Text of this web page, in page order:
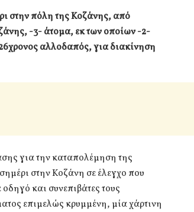
στην πόλη της Κοζάνης, από
-3- άτομα, εκ των οποίων -2-
αλλοδαπός, για διακίνηση
για την καταπολέμηση της
στην Κοζάνη σε έλεγχο που
και συνεπιβάτες τους
επιμελώς κρυμμένη, μία χάρτινη